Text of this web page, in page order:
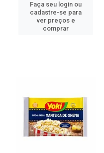
Faça seu login ou
cadastre-se para
ver preços e
comprar